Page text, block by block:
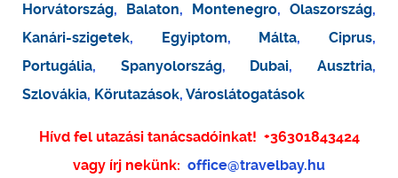
Horvátország, Balaton, Montenegro, Olaszország,
Kanári-szigetek, Egyiptom, Málta,Ciprus,
Portugália, Spanyolország, Dubai,Ausztria,
Szlovákia, Körutazások, Városlátogatások
Hívd fel utazási tanácsadóinkat! +36301843424
vagy írj nekünk: office@travelbay.hu